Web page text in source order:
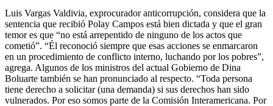
Luis Vargas Valdivia, exprocurador anticorrupción, considera que la
sentencia que recibió Polay Campos está bien dictada y que el gran
temor es que “no está arrepentido de ninguno de los actos que
cometió”. “Él reconoció siempre que esas acciones se enmarcaron
en un procedimiento de conflicto interno, luchando por los pobres”,
agrega. Algunos de los ministros del actual Gobierno de Dina
Boluarte también se han pronunciado al respecto. “Toda persona
tiene derecho a solicitar (una demanda) si sus derechos han sido
vulnerados. Por eso somos parte de la Comisión Interamericana. Por